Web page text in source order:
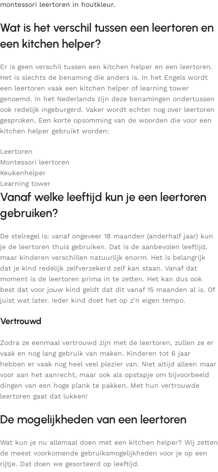
montessori leertoren in houtkleur.
Wat is het verschil tussen een leertoren en
een kitchen helper?
Er is geen verschil tussen een kitchen helper en een leertoren.
Het is slechts de benaming die anders is. In het Engels wordt
een leertoren vaak een kitchen helper of learning tower
genoemd. In het Nederlands zijn deze benamingen ondertussen
ook redelijk ingeburgerd. Vaker wordt echter nog over leertoren
gesproken. Een korte opsomming van de woorden die voor een
kitchen helper gebruikt worden:
Leertoren
Montessori leertoren
Keukenhelper
Learning tower
Vanaf welke leeftijd kun je een leertoren
gebruiken?
De stelregel is: vanaf ongeveer 18 maanden (anderhalf jaar) kun
je de leertoren thuis gebruiken. Dat is de aanbevolen leeftijd,
maar kinderen verschillen natuurlijk enorm. Het is belangrijk
dat je kind redelijk zelfverzekerd zelf kan staan. Vanaf dat
moment is de leertoren prima in te zetten. Het kan dus ook
best dat voor jouw kind geldt dat dit vanaf 15 maanden al is. Of
juist wat later. Ieder kind doet het op z’n eigen tempo.
Vertrouwd
Zodra ze eenmaal vertrouwd zijn met de leertoren, zullen ze er
vaak en nog lang gebruik van maken. Kinderen tot 6 jaar
hebben er vaak nog heel veel plezier van. Niet altijd alleen maar
voor aan het aanrecht, maar ook als opstapje om bijvoorbeeld
dingen van een hoge plank te pakken. Met hun vertrouwde
leertoren gaat dat lukken!
De mogelijkheden van een leertoren
Wat kun je nu allemaal doen met een kitchen helper? Wij zetten
de meest voorkomende gebruiksmogelijkheden voor je op een
rijtje. Dat doen we gesorteerd op leeftijd.